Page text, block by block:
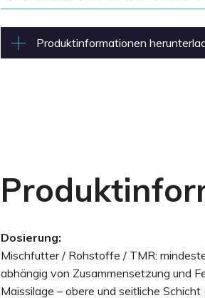
Produktinformationen
Dosierung:
Mischfutter / Rohstoffe / TMR:
abhängig von Zusammensetzung und
Maissilage – obere und seitliche